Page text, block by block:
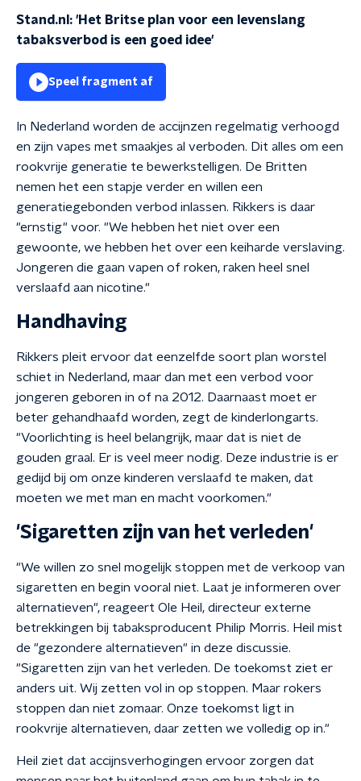
Stand.nl: 'Het Britse plan voor een levenslang
tabaksverbod is een goed idee'
Speel fragment af
In Nederland worden de accijnzen regelmatig verhoogd
en zijn vapes met smaakjes al verboden. Dit alles om een
rookvrije generatie te bewerkstelligen. De Britten
nemen het een stapje verder en willen een
generatiegebonden verbod inlassen. Rikkers is daar
"ernstig" voor. "We hebben het niet over een
gewoonte, we hebben het over een keiharde verslaving.
Jongeren die gaan vapen of roken, raken heel snel
verslaafd aan nicotine."
Handhaving
Rikkers pleit ervoor dat eenzelfde soort plan worstel
schiet in Nederland, maar dan met een verbod voor
jongeren geboren in of na 2012. Daarnaast moet er
beter gehandhaafd worden, zegt de kinderlongarts.
"Voorlichting is heel belangrijk, maar dat is niet de
gouden graal. Er is veel meer nodig. Deze industrie is er
gedijd bij om onze kinderen verslaafd te maken, dat
moeten we met man en macht voorkomen."
'Sigaretten zijn van het verleden'
"We willen zo snel mogelijk stoppen met de verkoop van
sigaretten en begin vooral niet. Laat je informeren over
alternatieven", reageert Ole Heil, directeur externe
betrekkingen bij tabaksproducent Philip Morris. Heil mist
de "gezondere alternatieven" in deze discussie.
"Sigaretten zijn van het verleden. De toekomst ziet er
anders uit. Wij zetten vol in op stoppen. Maar rokers
stoppen dan niet zomaar. Onze toekomst ligt in
rookvrije alternatieven, daar zetten we volledig op in."
Heil ziet dat accijnsverhogingen ervoor zorgen dat